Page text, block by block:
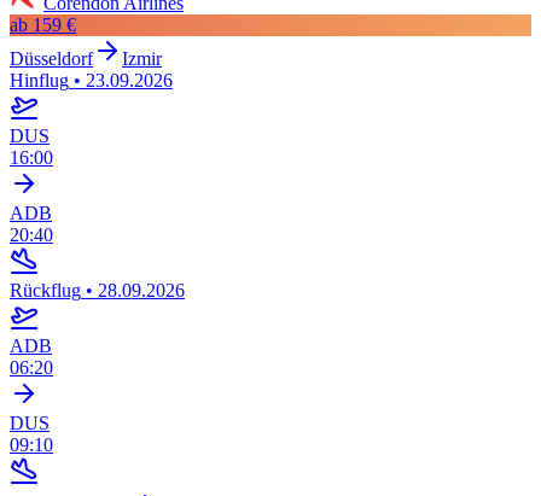
ab 159 €
Düsseldorf
Izmir
Hinflug • 23.09.2026
DUS
16:00
ADB
20:40
Rückflug • 28.09.2026
ADB
06:20
DUS
09:10